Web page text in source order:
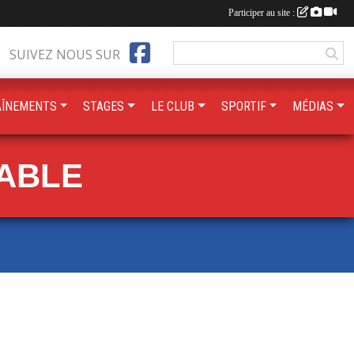
SUIVEZ NOUS SUR
STAGES LE CLUB SPORTIF MÉDIAS
Participer au site :